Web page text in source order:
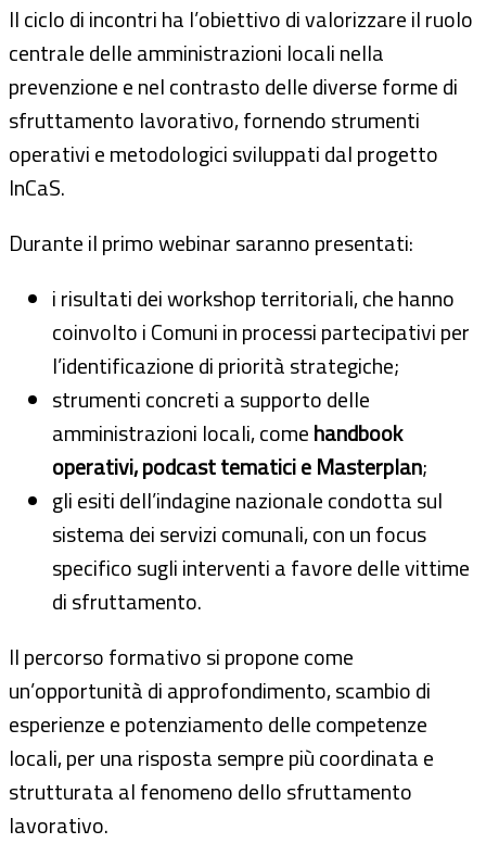
Il ciclo di incontri ha l’obiettivo di valorizzare il ruolo
centrale delle amministrazioni locali nella
prevenzione e nel contrasto delle diverse forme di
sfruttamento lavorativo, fornendo strumenti
operativi e metodologici sviluppati dal progetto
InCaS.
Durante il primo webinar saranno presentati:
i risultati dei workshop territoriali, che hanno
coinvolto i Comuni in processi partecipativi per
l’identificazione di priorità strategiche;
strumenti concreti a supporto delle
amministrazioni locali, comehandbook
operativi, podcast tematici e Masterplan;
gli esiti dell’indagine nazionale condotta sul
sistema dei servizi comunali, con un focus
specifico sugli interventi a favore delle vittime
di sfruttamento.
Il percorso formativo si propone come
un’opportunità di approfondimento, scambio di
esperienze e potenziamento delle competenze
locali, per una risposta sempre più coordinata e
strutturata al fenomeno dello sfruttamento
lavorativo.